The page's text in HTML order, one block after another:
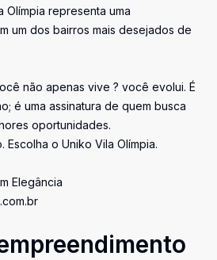
Olímpia representa uma
um dos bairros mais desejados de
não apenas vive ? você evolui. É
é uma assinatura de quem busca
oportunidades.
Escolha o Uniko Vila Olímpia.
Elegância